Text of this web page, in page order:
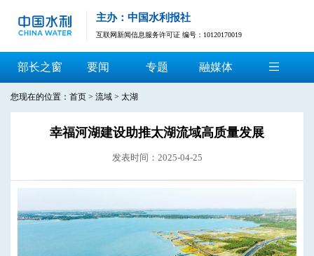
主办：中国水利报社
互联网新闻信息服务许可证 编号：10120170019
部长之窗 要闻 专题 融媒体
您现在的位置： 首页 > 流域 > 太湖
幸福河湖建设助推太湖流域高质量发展
发表时间：2025-04-25